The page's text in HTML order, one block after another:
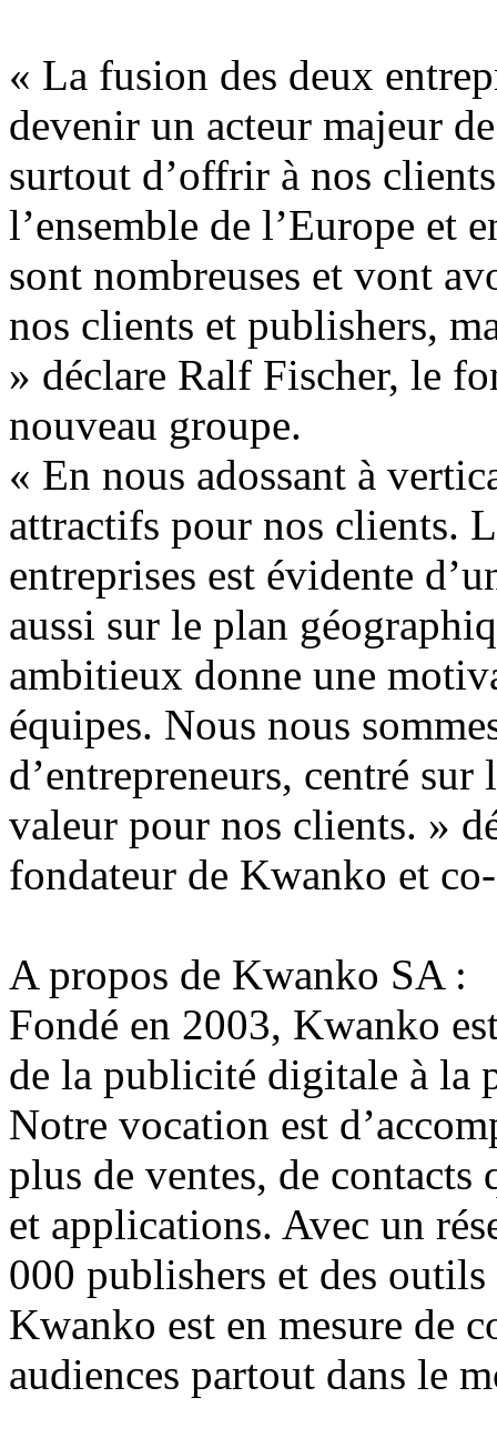
« La fusion des deux
devenir un acteur majeur
surtout d’offrir à nos
l’ensemble de l’Europe et
sont nombreuses et vont
nos clients et publishers,
» déclare Ralf Fischer, le
nouveau groupe.
« En nous adossant à
attractifs pour nos clients.
entreprises est évidente
aussi sur le plan
ambitieux donne une
équipes. Nous nous
d’entrepreneurs, centré
valeur pour nos clients. »
fondateur de Kwanko et
A propos de Kwanko SA :
Fondé en 2003, Kwanko
de la publicité digitale à la
Notre vocation est
plus de ventes, de
et applications. Avec un
000 publishers et des
Kwanko est en mesure de
audiences partout dans le